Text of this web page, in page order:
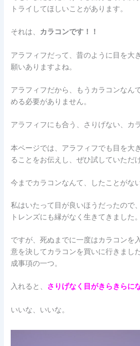
トライしてほしいことがあります。
それは、 カラコンです！！
アラフィフだって、昔のように目を大
願いありますよね。
アラフィフだから、もうカラコンなん
める必要がありません。
アラフィフにも合う、さりげない、カ
本ページでは、アラフィフでも目を大
ることをお伝えし、ぜひ試していただ
今までカラコンなんて、したことがな
私はいたって目が良いほうだったので
トレンズにも縁がなく生きてきました。
ですが、死ぬまでに一度はカラコンを
意を決してカラコンを買いに行きまし
成事項の一つ。
入れると、 さりげなく目がきらきらに
いいな、いいな。